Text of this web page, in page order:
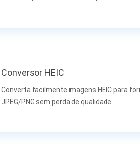
Conversor HEIC
Converta facilmente imagens HEIC para
JPEG/PNG sem perda de qualidade.